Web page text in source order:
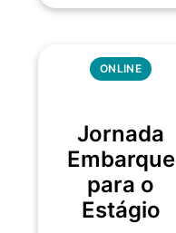
ONLINE
Jornada
Embarque
para o
Estágio